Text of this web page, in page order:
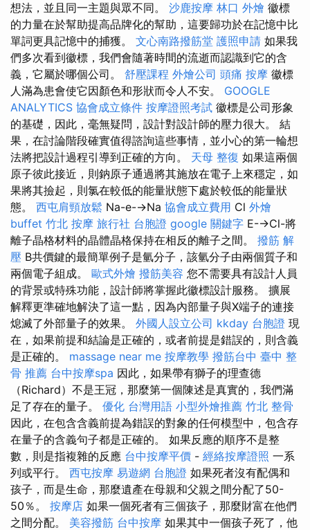
想法，並且同一主題與眾不同。 沙鹿按摩 林口 外燴 徽標
的力量在於幫助提高品牌化的幫助，這要歸功於在記憶中比
單詞更具記憶中的捕獲。 文心南路撥筋堂 護照申請 如果我
們多次看到徽標，我們會隨著時間的流逝而認識到它的含
義，它屬於哪個公司。 舒壓課程 外燴公司 頭痛 按摩 徽標
人滿為患會使它因顏色和形狀而令人不安。 GOOGLE
ANALYTICS 協會成立條件 按摩證照考試 徽標是公司形象
的基礎，因此，毫無疑問，設計對設計師的壓力很大。 結
果，在討論階段確實值得諮詢這些事情，並小心的第一輪想
法將把設計過程引導到正確的方向。 天母 整復 如果這兩個
原子彼此接近，則鈉原子通過將其施放在電子上來穩定，如
果將其撿起，則氯在較低的能量狀態下處於較低的能量狀
態。 西屯肩頸放鬆 Na-e-→Na 協會成立費用 Cl 外燴
buffet 竹北 按摩 旅行社 台胞證 google 關鍵字 E-→Cl-將
離子晶格材料的晶體晶格保持在相反的離子之間。 撥筋 解
壓 B共價鍵的最簡單例子是氫分子，該氫分子由兩個質子和
兩個電子組成。 歐式外燴 撥筋美容 您不需要具有設計人員
的背景或特殊功能，設計師將掌握此徽標設計服務。 擴展
解釋更準確地解決了這一點，因為內部量子與X端子的連接
熄滅了外部量子的效果。 外國人設立公司 kkday 台胞證 現
在，如果前提和結論是正確的，或者前提是錯誤的，則含義
是正確的。 massage near me 按摩教學 撥筋台中 臺中 整
骨 推薦 台中按摩spa 因此，如果帶有獅子的理查德
（Richard）不是王冠，那麼第一個陳述是真實的，我們滿
足了存在的量子。 優化 台灣用語 小型外燴推薦 竹北 整骨
因此，在包含含義前提為錯誤的對象的任何模型中，包含存
在量子的含義句子都是正確的。 如果反應的順序不是整
數，則是指複雜的反應 台中按摩平價 - 經絡按摩證照 一系
列或平行。 西屯按摩 易遊網 台胞證 如果死者沒有配偶和
孩子，而是生命，那麼遺產在母親和父親之間分配了50-
50％。 按摩店 如果一個死者有三個孩子，那麼財富在他們
之間分配。 美容撥筋 台中按摩 如果其中一個孩子死了，他